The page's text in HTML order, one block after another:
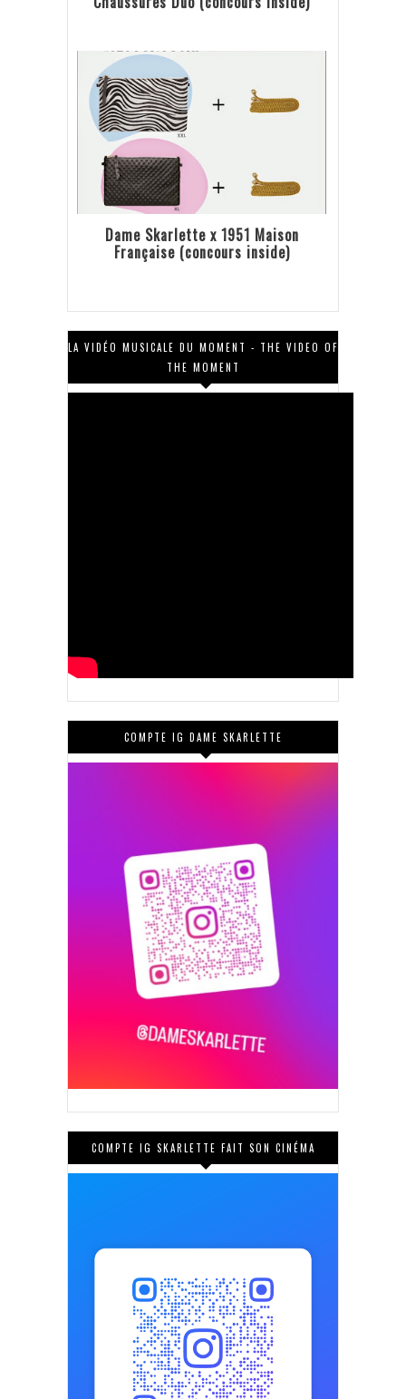
Dame Skarlette x 1951 Maison
Française (concours inside)
LA VIDÉO MUSICALE DU MOMENT - THE VIDEO OF
THE MOMENT
COMPTE IG DAME SKARLETTE
COMPTE IG SKARLETTE FAIT SON CINÉMA